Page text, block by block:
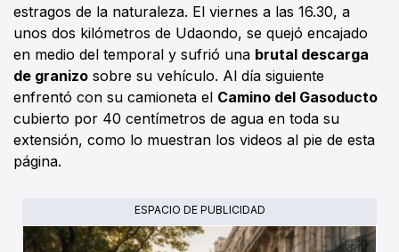
estragos de la naturaleza. El viernes a las 16.30, a
unos dos kilómetros de Udaondo, se quejó encajado
en medio del temporal y sufrió una brutal descarga
de granizo sobre su vehículo. Al día siguiente
enfrentó con su camioneta el Camino del Gasoducto
cubierto por 40 centímetros de agua en toda su
extensión, como lo muestran los videos al pie de esta
página.
ESPACIO DE PUBLICIDAD